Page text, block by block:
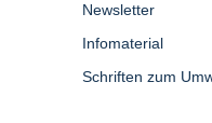
Newsletter
Infomaterial
Schriften zum